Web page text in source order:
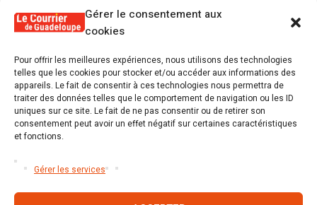
Gérer le consentement aux
cookies
Pour offrir les meilleures expériences, nous utilisons des technologies
telles que les cookies pour stocker et/ou accéder aux informations des
appareils. Le fait de consentir à ces technologies nous permettra de
traiter des données telles que le comportement de navigation ou les ID
uniques sur ce site. Le fait de ne pas consentir ou de retirer son
consentement peut avoir un effet négatif sur certaines caractéristiques
et fonctions.
Gérer les services
1 Alex Lollia : « Cédric Cornet développait
une forme de populisme qui aurait pu se
transformer en macoutisme »
2